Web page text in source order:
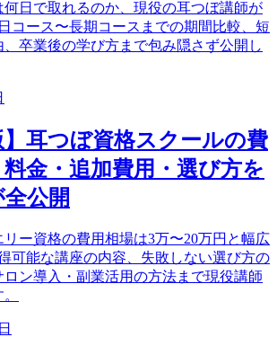
何日で取れるのか、現役の耳つぼ講師が
コース〜長期コースまでの期間比較、短
卒業後の学び方まで包み隠さず公開し
】耳つぼ資格スクールの費
金・追加費用・選び方を
公開
ー資格の費用相場は3万〜20万円と幅広
可能な講座の内容、失敗しない選び方の
ロン導入・副業活用の方法まで現役講師